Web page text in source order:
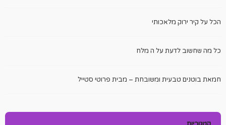
הכל על קיר ירוק מלאכותי
כל מה שחשוב לדעת על ה מלח
חמאת בוטנים טבעית ומשובחת – מבית פרוטי סטייל